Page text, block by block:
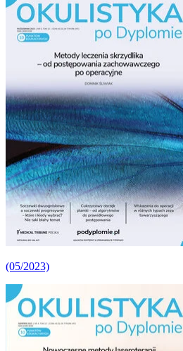
(05/2023)